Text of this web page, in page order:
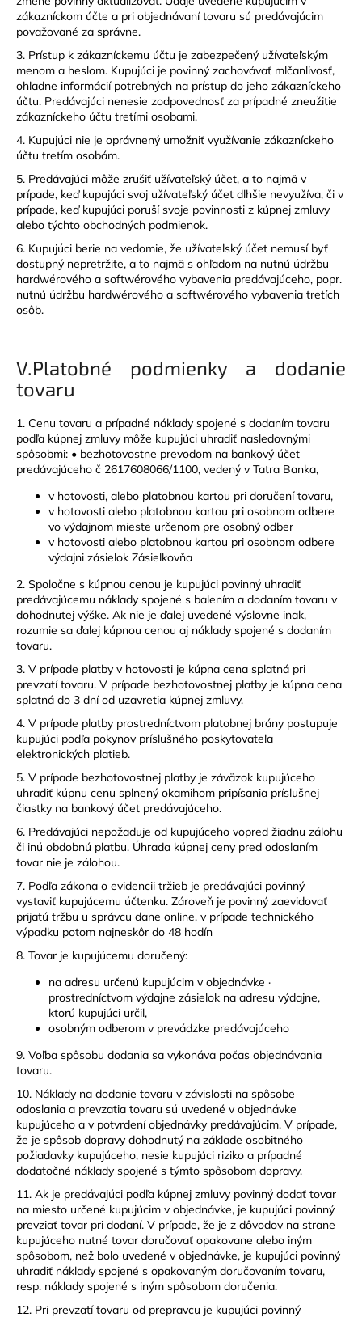
zákazníckom účte a pri objednávaní tovaru sú predávajúcim
považované za správne.
3. Prístup k zákazníckemu účtu je zabezpečený užívateľským
menom a heslom. Kupujúci je povinný zachovávať mlčanlivosť,
ohľadne informácií potrebných na prístup do jeho zákazníckeho
účtu. Predávajúci nenesie zodpovednosť za prípadné zneužitie
zákazníckeho účtu tretími osobami.
4. Kupujúci nie je oprávnený umožniť využívanie zákazníckeho
účtu tretím osobám.
5. Predávajúci môže zrušiť užívateľský účet, a to najmä v
prípade, keď kupujúci svoj užívateľský účet dlhšie nevyužíva, či v
prípade, keď kupujúci poruší svoje povinnosti z kúpnej zmluvy
alebo týchto obchodných podmienok.
6. Kupujúci berie na vedomie, že užívateľský účet nemusí byť
dostupný nepretržite, a to najmä s ohľadom na nutnú údržbu
hardwérového a softwérového vybavenia predávajúceho, popr.
nutnú údržbu hardwérového a softwérového vybavenia tretích
osôb.
V.Platobné podmienky a dodanie
tovaru
1. Cenu tovaru a prípadné náklady spojené s dodaním tovaru
podľa kúpnej zmluvy môže kupujúci uhradiť nasledovnými
spôsobmi: • bezhotovostne prevodom na bankový účet
predávajúceho č 2617608066/1100, vedený v Tatra Banka,
v hotovosti, alebo platobnou kartou pri doručení tovaru,
v hotovosti alebo platobnou kartou pri osobnom odbere
vo výdajnom mieste určenom pre osobný odber
v hotovosti alebo platobnou kartou pri osobnom odbere
výdajni zásielok Zásielkovňa
2. Spoločne s kúpnou cenou je kupujúci povinný uhradiť
predávajúcemu náklady spojené s balením a dodaním tovaru v
dohodnutej výške. Ak nie je ďalej uvedené výslovne inak,
rozumie sa ďalej kúpnou cenou aj náklady spojené s dodaním
tovaru.
3. V prípade platby v hotovosti je kúpna cena splatná pri
prevzatí tovaru. V prípade bezhotovostnej platby je kúpna cena
splatná do 3 dní od uzavretia kúpnej zmluvy.
4. V prípade platby prostredníctvom platobnej brány postupuje
kupujúci podľa pokynov príslušného poskytovateľa
elektronických platieb.
5. V prípade bezhotovostnej platby je záväzok kupujúceho
uhradiť kúpnu cenu splnený okamihom pripísania príslušnej
čiastky na bankový účet predávajúceho.
6. Predávajúci nepožaduje od kupujúceho vopred žiadnu zálohu
či inú obdobnú platbu. Úhrada kúpnej ceny pred odoslaním
tovar nie je zálohou.
7. Podľa zákona o evidencii tržieb je predávajúci povinný
vystaviť kupujúcemu účtenku. Zároveň je povinný zaevidovať
prijatú tržbu u správcu dane online, v prípade technického
výpadku potom najneskôr do 48 hodín
8. Tovar je kupujúcemu doručený:
na adresu určenú kupujúcim v objednávke ·
prostredníctvom výdajne zásielok na adresu výdajne,
ktorú kupujúci určil,
osobným odberom v prevádzke predávajúceho
9. Voľba spôsobu dodania sa vykonáva počas objednávania
tovaru.
10. Náklady na dodanie tovaru v závislosti na spôsobe
odoslania a prevzatia tovaru sú uvedené v objednávke
kupujúceho a v potvrdení objednávky predávajúcim. V prípade,
že je spôsob dopravy dohodnutý na základe osobitného
požiadavky kupujúceho, nesie kupujúci riziko a prípadné
dodatočné náklady spojené s týmto spôsobom dopravy.
11. Ak je predávajúci podľa kúpnej zmluvy povinný dodať tovar
na miesto určené kupujúcim v objednávke, je kupujúci povinný
prevziať tovar pri dodaní. V prípade, že je z dôvodov na strane
kupujúceho nutné tovar doručovať opakovane alebo iným
spôsobom, než bolo uvedené v objednávke, je kupujúci povinný
uhradiť náklady spojené s opakovaným doručovaním tovaru,
resp. náklady spojené s iným spôsobom doručenia.
12. Pri prevzatí tovaru od prepravcu je kupujúci povinný